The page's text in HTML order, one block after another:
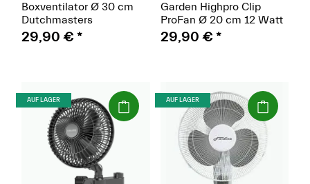
Boxventilator Ø 30 cm
Dutchmasters
29,90 € *
Garden Highpro Clip
ProFan Ø 20 cm 12 Watt
29,90 € *
AUF LAGER (Paket) AUF LAGER (Paket)